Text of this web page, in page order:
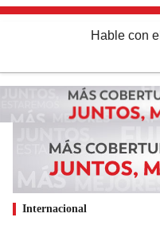
Hable con el
Internacional